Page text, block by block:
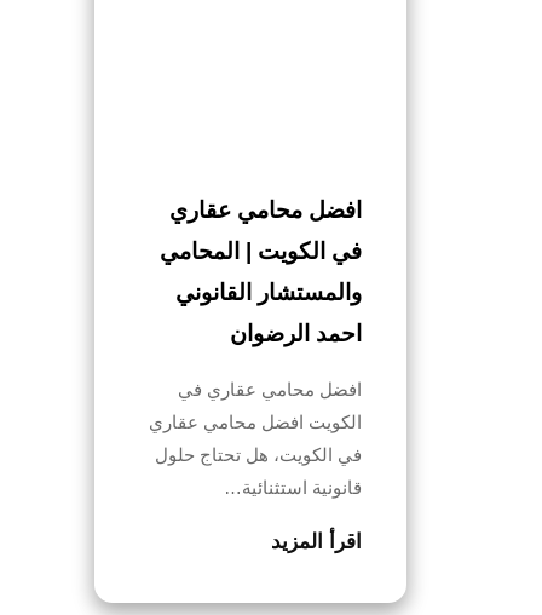
افضل محامي عقاري
في الكويت | المحامي
والمستشار القانوني
احمد الرضوان
افضل محامي عقاري في
الكويت افضل محامي عقاري
في الكويت، هل تحتاج حلول
قانونية استثنائية…
اقرأ المزيد